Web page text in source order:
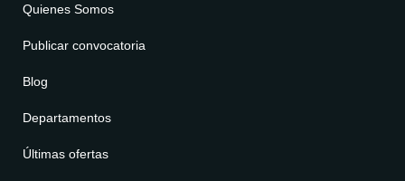
Quienes Somos
Publicar convocatoria
Blog
Departamentos
Últimas ofertas